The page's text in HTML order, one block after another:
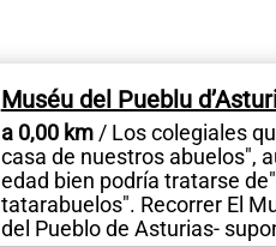
Muséu del Pueblu
a 0,00 km/ Los colegiales
casa de nuestros abuelos",
edad bien podría tratarse
tatarabuelos". Recorrer El
del Pueblo de Asturias-